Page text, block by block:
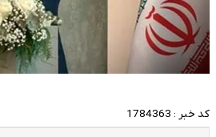
کد خبر : 1784363